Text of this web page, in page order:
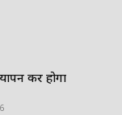
कर होगा